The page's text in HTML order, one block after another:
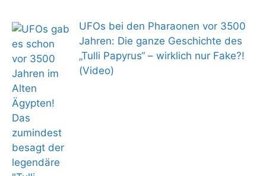
UFOs bei den Pharaonen vor 3500
Jahren: Die ganze Geschichte des
„Tulli Papyrus“ – wirklich nur Fake?!
(Video)